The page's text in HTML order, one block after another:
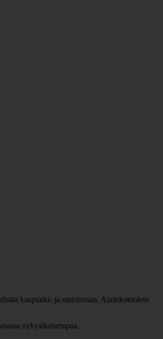
kaupunki- ja rantaloman. Aurinkotuolein
nykyaikaisempaa.